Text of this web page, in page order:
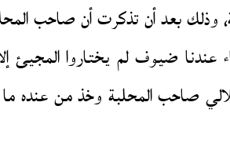
بعد أن تذكرت أن صاحب
ضيوف لم يختاروا
صاحب المحلبة وخذ من